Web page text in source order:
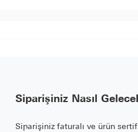
Siparişiniz Nasıl
Siparişiniz faturalı ve ürün